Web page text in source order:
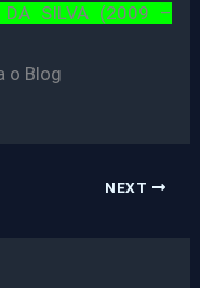
DA SILVA (2009 –
o Blog
NEXT